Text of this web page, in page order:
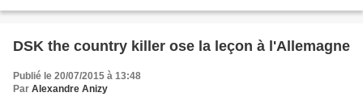
DSK the country killer ose la leçon à l'Allemagne
Publié le 20/07/2015 à 13:48
Par Alexandre Anizy